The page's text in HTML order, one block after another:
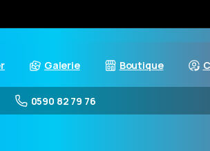
Galerie Boutique
0590 82 79 76